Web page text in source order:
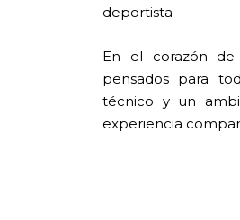
deportista
En el corazón de
pensados para
técnico y un
experiencia